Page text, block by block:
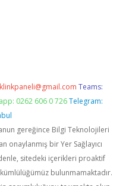
Teams:
0262 606 0 726 Telegram:
gereğince Bilgi Teknolojileri
onaylanmış bir Yer Sağlayıcı
sitedeki içerikleri proaktif
bulunmamaktadır.